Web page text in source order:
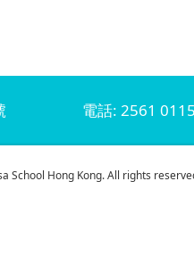
電話: 2561 0115
School Hong Kong. All rights